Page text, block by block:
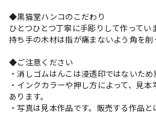
◆黒猫堂ハンコのこだわり
ひとつひとつ丁寧に手彫りして作ってい
持ち手の木材は指が痛まないよう角を削
◆ご注意ください
・消しゴムはんこは浸透印ではないため
・インクカラーや押し方によって、見
あります。
・写真は見本作品です。販売する作品